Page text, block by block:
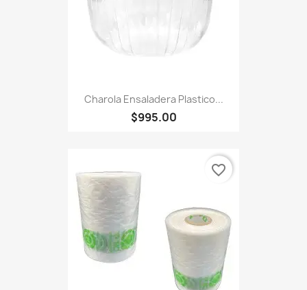
Charola Ensaladera Plastico...
$995.00
favorite_border